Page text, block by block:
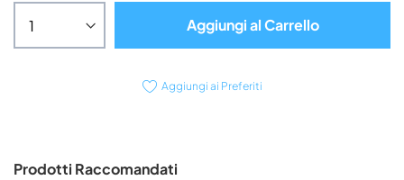
Aggiungi al Carrello
Aggiungi ai Preferiti
Prodotti Raccomandati